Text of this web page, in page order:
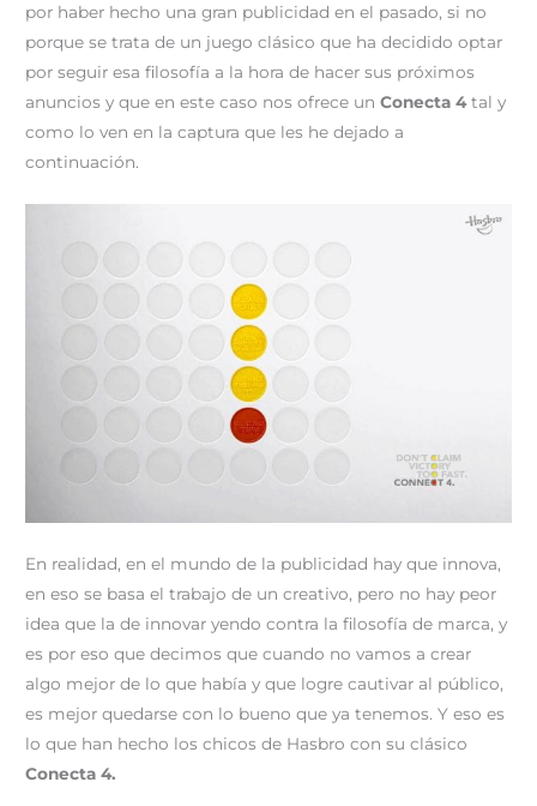
por haber hecho una gran publicidad en el pasado, si no
porque se trata de un juego clásico que ha decidido optar
por seguir esa filosofía a la hora de hacer sus próximos
anuncios y que en este caso nos ofrece unConecta 4tal y
como lo ven en la captura que les he dejado a
continuación.
En realidad, en el mundo de la publicidad hay que innova,
en eso se basa el trabajo de un creativo, pero no hay peor
idea que la de innovar yendo contra la filosofía de marca, y
es por eso que decimos que cuando no vamos a crear
algo mejor de lo que había y que logre cautivar al público,
es mejor quedarse con lo bueno que ya tenemos. Y eso es
lo que han hecho los chicos de Hasbro con su clásico
Conecta 4.